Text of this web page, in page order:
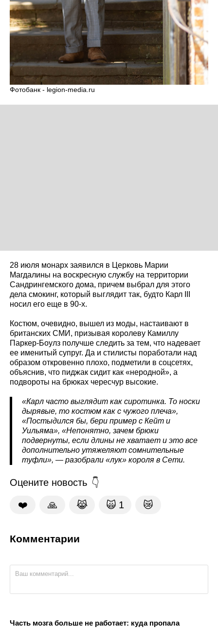
Фотобанк - legion-media.ru
28 июля монарх заявился в Церковь Марии
Магдалины на воскресную службу на территории
Сандрингемского дома, причем выбрал для этого
дела смокинг, который выглядит так, будто Карл III
носил его еще в 90-х.
Костюм, очевидно, вышел из моды, настаивают в
британских СМИ, призывая королеву Камиллу
Паркер-Боулз получше следить за тем, что надевает
ее именитый супруг. Да и стилисты поработали над
образом откровенно плохо, подметили в соцсетях,
объяснив, что пиджак сидит как «неродной», а
подвороты на брюках чересчур высокие.
«Карл часто выглядит как сиротинка. То носки
дырявые, то костюм как с чужого плеча»,
«Постыдился бы, бери пример с Кейт и
Уильяма», «Непонятно, зачем брюки
подвернуты, если длины не хватает и это все
дополнительно утяжеляют сомнительные
туфли», — разобрали «лук» короля в Сети.
Оцените новость
❤️ 🙏 😹 🙀 1 😿
Комментарии
Часть мозга больше не работает: куда пропала